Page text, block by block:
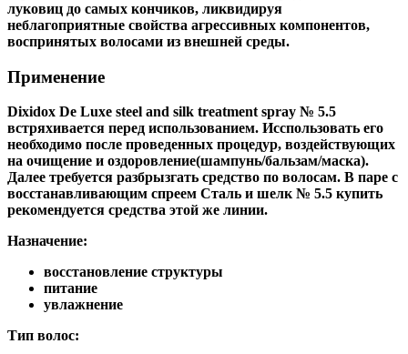
луковиц до самых кончиков, ликвидируя
неблагоприятные свойства агрессивных компонентов,
воспринятых волосами из внешней среды.
Применение
Dixidox De Luxe steel and silk treatment spray № 5.5
встряхивается перед использованием. Исспользовать его
необходимо после проведенных процедур, воздействующих
на очищение и оздоровление(шампунь/бальзам/маска).
Далее требуется разбрызгать средство по волосам. В паре с
восстанавливающим спреем Сталь и шелк № 5.5 купить
рекомендуется средства этой же линии.
Назначение:
восстановление структуры
питание
увлажнение
Тип волос: